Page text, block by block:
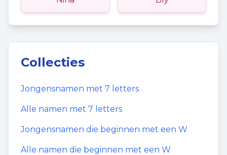
Collecties
Jongensnamen met 7 letters
Alle namen met 7 letters
Jongensnamen die beginnen met een W
Alle namen die beginnen met een W